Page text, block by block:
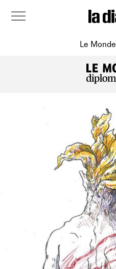
Le Monde